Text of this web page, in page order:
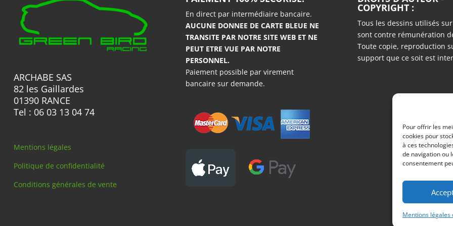
Pour offrir les
cookies pour
à ces
de navigation ou
consentement
Mentions
la
du
produit
la
page
du
produit
page
du
ARCHABE SAS
82 les Gaillardes
01390 RANCE
Tel : 06 03 13 04 74
Mentions légales
Politique de confidentialité
Conditions générales de vente
En direct par intermédiaire bancaire.
AUCUNE DONNEE DE CARTE BLEUE NE
TRANSITE PAR NOTRE SITE WEB ET NE
PEUT ETRE VUE PAR NOTRE
PERSONNEL.
Paiement possible par virement
bancaire sur demande.
COPYRIGHT :
Tous les dessins utilisés
sont contre rémunération
Toute copie, reproduction
support que ce soit est